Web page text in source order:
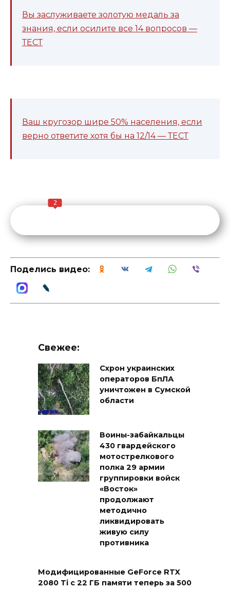
Вы заслуживаете золотую медаль за
знания, если осилите все 14 вопросов —
ТЕСТ
Ваш кругозор шире 50% населения, если
верно ответите хотя бы на 12/14 — ТЕСТ
2
Поделись видео:
Свежее:
Схрон украинских
операторов БпЛА
уничтожен в Сумской
области
Воины-забайкальцы
430 гвардейского
мотострелкового
полка 29 армии
группировки войск
«Восток»
продолжают
методично
ликвидировать
живую силу
противника
Модифицированные GeForce RTX
2080 Ti с 22 ГБ памяти теперь за 500